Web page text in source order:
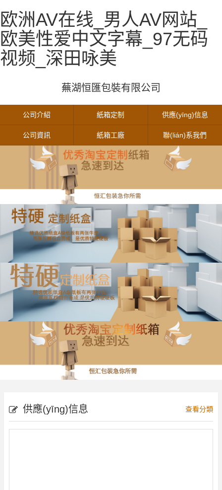
欧洲AV在线_男人AV网站_
欧美性爱中文字幕_97无码
视频_深田咏美
蕪湖恒匯包裝有限公司
公司介紹 紙箱定制 供應(yīng)信息
公司資訊 紙箱工廠 聯(lián)系我們
供應(yīng)信息 查看分類